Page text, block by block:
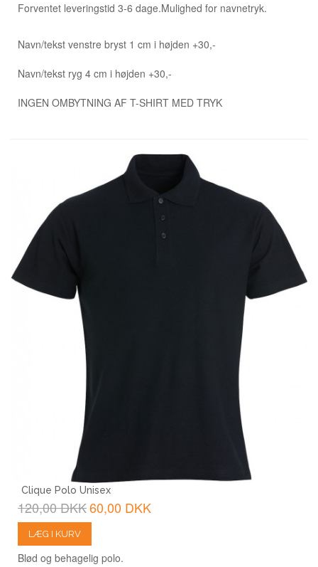
Mulighed for navnetryk.
Forventet leveringstid 3-6 dage.
Navn/tekst venstre bryst 1 cm i højden +30,-
Navn/tekst ryg 4 cm i højden +30,-
INGEN OMBYTNING AF T-SHIRT MED TRYK
Clique Polo Unisex
120,00 DKK60,00 DKK
LÆG I KURV
Blød og behagelig polo.